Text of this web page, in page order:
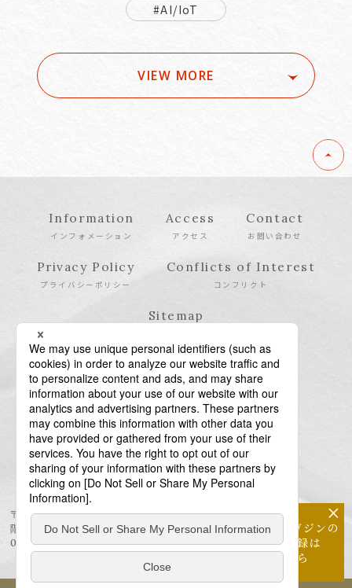
#AI/IoT
VIEW MORE
Information
インフォメーション
Access
アクセス
Contact
お問い合わせ
Privacy Policy
プライバシーポリシー
Conflicts of Interest
コンフリクト
Sitemap
〒106-6123 東京都港区六本木6-10-1 六本木ヒルズ森タワー23
階
03-6438-5511（代表） / 03-6438-5611（特許・商標）
×
メールマガジンの
配信登録は
こちら